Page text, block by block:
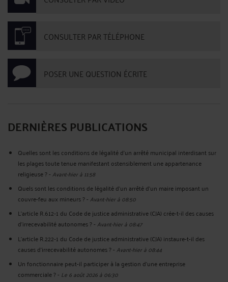
CONSULTER PAR TÉLÉPHONE
POSER UNE QUESTION ÉCRITE
DERNIÈRES PUBLICATIONS
Quelles sont les conditions de légalité d’un arrêté municipal interdisant sur
les plages toute tenue manifestant ostensiblement une appartenance
religieuse ?-Avant-hier à 11:58
Quels sont les conditions de légalité d'un arrêté d'un maire imposant un
couvre-feu aux mineurs ?-Avant-hier à 08:50
L’article R.612‑1 du Code de justice administrative (CJA) crée-t-il des causes
d’irrecevabilité autonomes ?-Avant-hier à 08:47
L’article R.222‑1 du Code de justice administrative (CJA) instaure-t-il des
causes d’irrecevabilité autonomes ?-Avant-hier à 08:44
Un fonctionnaire peut-il participer à la gestion d’une entreprise
commerciale ?- Le 6 août 2026 à 06:30